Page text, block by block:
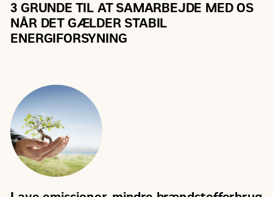
3 GRUNDE TIL AT SAMARBEJDE MED OS
NÅR DET GÆLDER STABIL
ENERGIFORSYNING